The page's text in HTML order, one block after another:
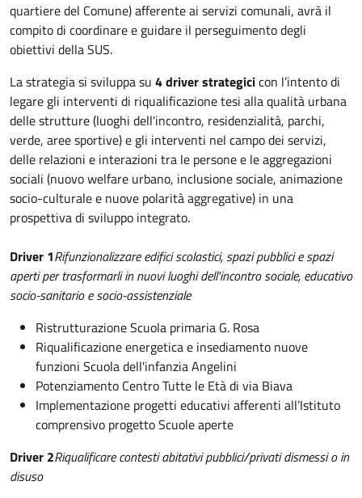
quartiere del Comune) afferente ai servizi comunali, avrà il
compito di coordinare e guidare il perseguimento degli
obiettivi della SUS.
La strategia si sviluppa su 4 driver strategicicon l’intento di
legare gli interventi di riqualificazione tesi alla qualità urbana
delle strutture (luoghi dell'incontro, residenzialità, parchi,
verde, aree sportive) e gli interventi nel campo dei servizi,
delle relazioni e interazioni tra le persone e le aggregazioni
sociali (nuovo welfare urbano, inclusione sociale, animazione
socio-culturale e nuove polarità aggregative) in una
prospettiva di sviluppo integrato.
Driver 1Rifunzionalizzare edifici scolastici, spazi pubblici e spazi
aperti per trasformarli in nuovi luoghi dell'incontro sociale, educativo
socio-sanitario e socio-assistenziale
Ristrutturazione Scuola primaria G. Rosa
Riqualificazione energetica e insediamento nuove
funzioni Scuola dell'infanzia Angelini
Potenziamento Centro Tutte le Età di via Biava
Implementazione progetti educativi afferenti all’Istituto
comprensivo progetto Scuole aperte
Driver 2Riqualificare contesti abitativi pubblici/privati dismessi o in
disuso